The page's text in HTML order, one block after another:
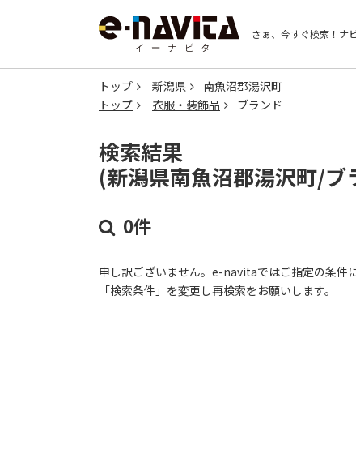
さぁ、今すぐ検索！ ナ
トップ 新潟県
南魚沼郡湯沢町
トップ
衣服・装飾品 ブランド
検索結果
(新潟県南魚沼郡湯沢町/ブ
0件
申し訳ございません。e-navitaではご指定の条件
「検索条件」を変更し再検索をお願いします。